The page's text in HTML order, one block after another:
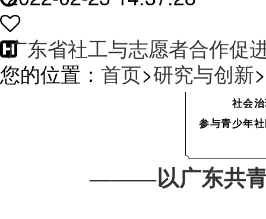
广东省社工与志愿者合作促
您的位置： 首页>研究与创新>
社会
参与青少年
———以广东共青